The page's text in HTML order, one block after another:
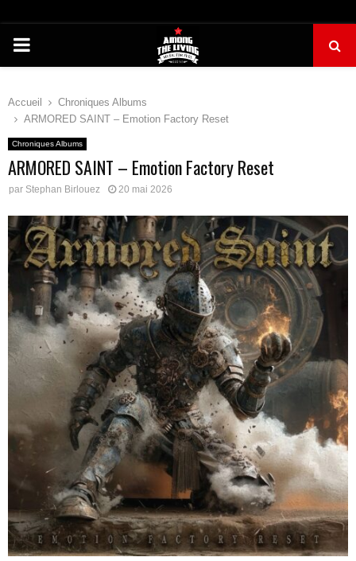
PRIMARY
Accueil
Chroniques Albums
ARMORED SAINT – Emotion Factory Reset
Chroniques Albums
ARMORED SAINT – Emotion Factory Reset
par Stephan Birlouez 20 mai 2026